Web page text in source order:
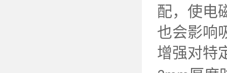
配，使电
也会影响
增强对特